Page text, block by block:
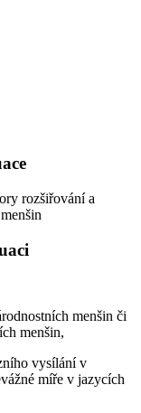
rozšiřování a
menšin či
menšin,
vysílání v
míře v jazycích